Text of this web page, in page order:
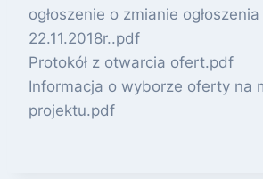
ogłoszenie o zmianie
22.11.2018r..pdf
Protokół z otwarcia ofert.pdf
Informacja o wyborze oferty na
projektu.pdf